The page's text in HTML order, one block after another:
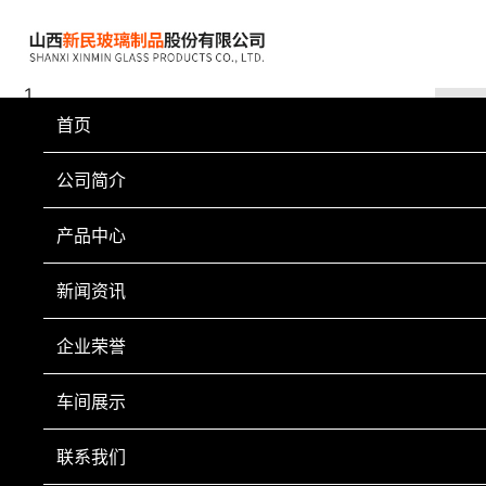
首页
公司简介
产品中心
新闻资讯
企业荣誉
车间展示
联系我们